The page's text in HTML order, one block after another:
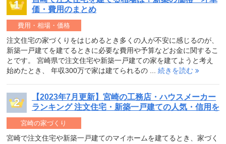
価・費用のまとめ
注文住宅の家づくりをはじめるとき多くの人が不安に感じるのが、
新築一戸建てを建てるときに必要な費用や予算などお金に関するこ
とです。 宮崎県で注文住宅や新築一戸建ての家を建てようと考え
始めたとき、 年収300万で家は建てられるの ... 続きを読む
費用・相場・価格
【2023年7月更新】宮崎の工務店・ハウスメーカー
ランキング 注文住宅・新築一戸建ての人気・信用を
チェック
宮崎で注文住宅や新築一戸建てのマイホームを建てるとき、家づく
宮崎の家づくり